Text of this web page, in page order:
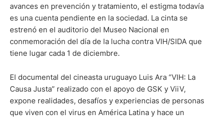
avances en prevención y tratamiento, el estigma todavía
es una cuenta pendiente en la sociedad. La cinta se
estrenó en el auditorio del Museo Nacional en
conmemoración del día de la lucha contra VIH/SIDA que
tiene lugar cada 1 de diciembre.
El documental del cineasta uruguayo Luis Ara “VIH: La
Causa Justa” realizado con el apoyo de GSK y ViiV,
expone realidades, desafíos y experiencias de personas
que viven con el virus en América Latina y hace un